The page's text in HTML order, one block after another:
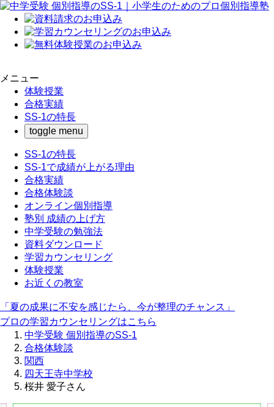
メニュー
体験授業
合格実績
SS-1の特長
toggle menu
SS-1の特長
SS-1で成績が上がる理由
合格実績
合格体験談
オンライン個別指導
塾別 成績の上げ方
中学受験の勉強法
資料ダウンロード
学習カウンセリング
体験授業
お近くの教室
「夏の成果に不安を感じたら、今が整理のチャンス」
プロの学習カウンセリングはこちら
中学受験 個別指導のSS-1
合格体験談
関西
四天王寺中学校
桜井 愛子さん